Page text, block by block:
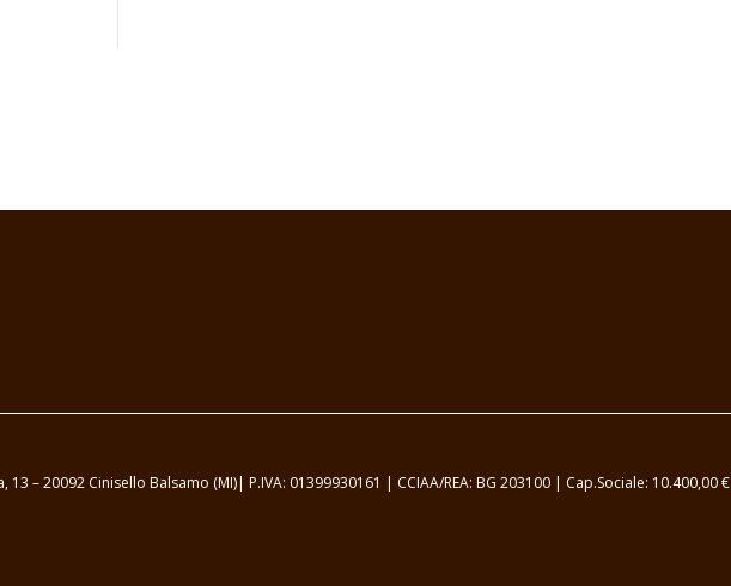
– 20092 Cinisello Balsamo (MI)| P.IVA: 01399930161 | CCIAA/REA: BG 203100 | Cap.Sociale: 10.400,00 €